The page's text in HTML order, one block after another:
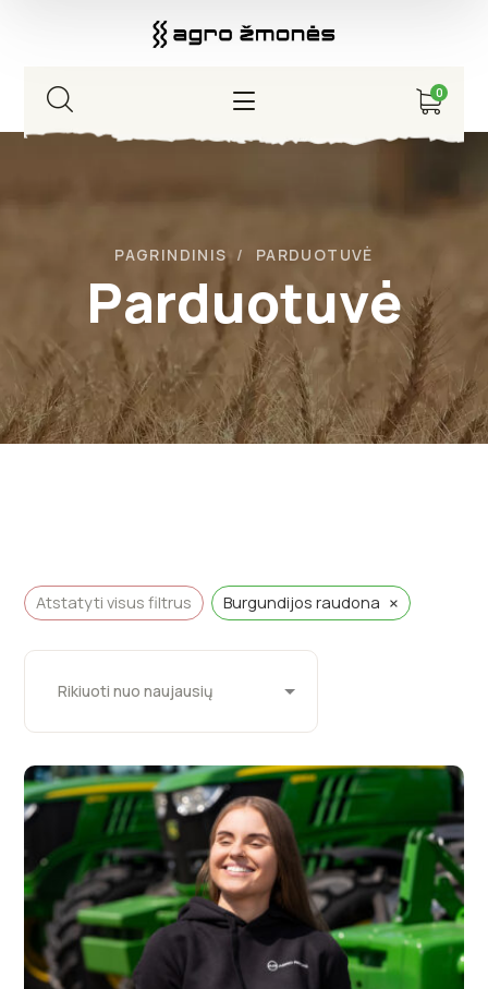
0
Parduotuvė
PAGRINDINIS PARDUOTUVĖ
Atstatyti visus filtrus Burgundijos raudona ×